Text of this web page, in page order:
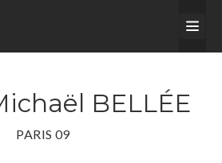
BELLÉE
PARIS 09